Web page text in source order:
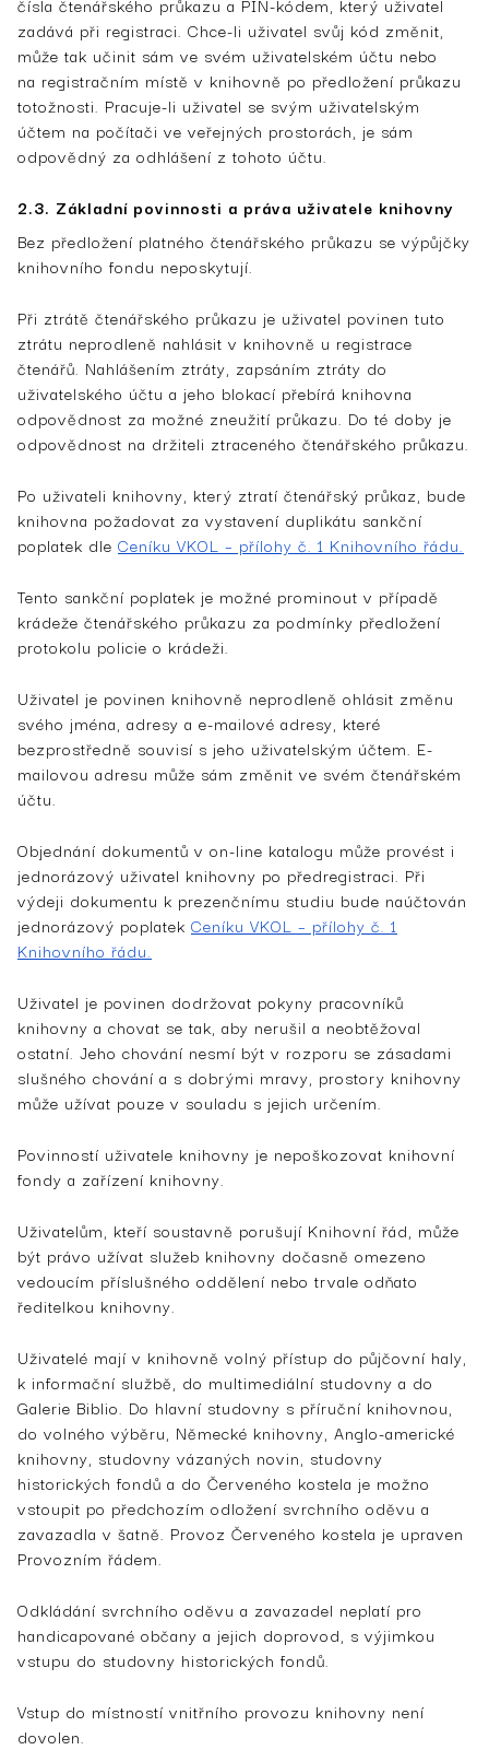
zadává při registraci. Chce-li uživatel svůj kód změnit,
může tak učinit sám ve svém uživatelském účtu nebo
na registračním místě v knihovně po předložení průkazu
totožnosti. Pracuje-li uživatel se svým uživatelským
účtem na počítači ve veřejných prostorách, je sám
odpovědný za odhlášení z tohoto účtu.
2.3. Základní povinnosti a práva uživatele knihovny
Bez předložení platného čtenářského průkazu se výpůjčky
knihovního fondu neposkytují.
Při ztrátě čtenářského průkazu je uživatel povinen tuto
ztrátu neprodleně nahlásit v knihovně u registrace
čtenářů. Nahlášením ztráty, zapsáním ztráty do
uživatelského účtu a jeho blokací přebírá knihovna
odpovědnost za možné zneužití průkazu. Do té doby je
odpovědnost na držiteli ztraceného čtenářského průkazu.
Po uživateli knihovny, který ztratí čtenářský průkaz, bude
knihovna požadovat za vystavení duplikátu sankční
poplatek dle Ceníku VKOL – přílohy č. 1 Knihovního řádu.
Tento sankční poplatek je možné prominout v případě
krádeže čtenářského průkazu za podmínky předložení
protokolu policie o krádeži.
Uživatel je povinen knihovně neprodleně ohlásit změnu
svého jména, adresy a e-mailové adresy, které
bezprostředně souvisí s jeho uživatelským účtem. E-
mailovou adresu může sám změnit ve svém čtenářském
účtu.
Objednání dokumentů v on-line katalogu může provést i
jednorázový uživatel knihovny po předregistraci. Při
výdeji dokumentu k prezenčnímu studiu bude naúčtován
jednorázový poplatek Ceníku VKOL – přílohy č. 1
Knihovního řádu.
Uživatel je povinen dodržovat pokyny pracovníků
knihovny a chovat se tak, aby nerušil a neobtěžoval
ostatní. Jeho chování nesmí být v rozporu se zásadami
slušného chování a s dobrými mravy, prostory knihovny
může užívat pouze v souladu s jejich určením.
Povinností uživatele knihovny je nepoškozovat knihovní
fondy a zařízení knihovny.
Uživatelům, kteří soustavně porušují Knihovní řád, může
být právo užívat služeb knihovny dočasně omezeno
vedoucím příslušného oddělení nebo trvale odňato
ředitelkou knihovny.
Uživatelé mají v knihovně volný přístup do půjčovní haly,
k informační službě, do multimediální studovny a do
Galerie Biblio. Do hlavní studovny s příruční knihovnou,
do volného výběru, Německé knihovny, Anglo-americké
knihovny, studovny vázaných novin, studovny
historických fondů a do Červeného kostela je možno
vstoupit po předchozím odložení svrchního oděvu a
zavazadla v šatně. Provoz Červeného kostela je upraven
Provozním řádem.
Odkládání svrchního oděvu a zavazadel neplatí pro
handicapované občany a jejich doprovod, s výjimkou
vstupu do studovny historických fondů.
Vstup do místností vnitřního provozu knihovny není
dovolen.